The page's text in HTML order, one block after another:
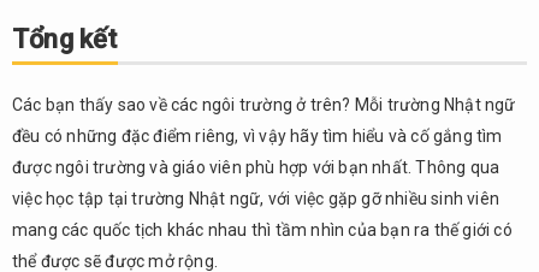
Tổng kết
Các bạn thấy sao về các ngôi trường ở trên? Mỗi trường Nhật ngữ
đều có những đặc điểm riêng, vì vậy hãy tìm hiểu và cố gắng tìm
được ngôi trường và giáo viên phù hợp với bạn nhất. Thông qua
việc học tập tại trường Nhật ngữ, với việc gặp gỡ nhiều sinh viên
mang các quốc tịch khác nhau thì tầm nhìn của bạn ra thế giới có
thể được sẽ được mở rộng.